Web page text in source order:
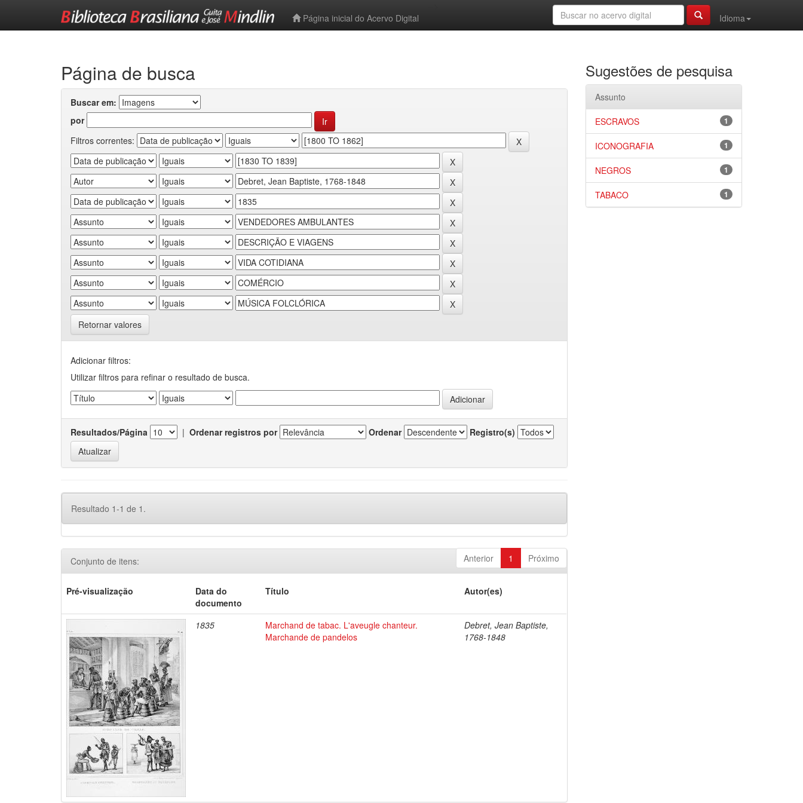
Página inicial do Acervo Digital
Idioma
Página de busca
Buscar em:
por
Filtros correntes:
Retornar valores
Adicionar filtros:
Utilizar filtros para refinar o resultado de busca.
Resultados/Página | Ordenar registros por Ordenar Registro(s)
Resultado 1-1 de 1.
Anterior 1 Próximo
Conjunto de itens:
Pré-visualização
Data do
documento
Título Autor(es)
1835
Marchand de tabac. L'aveugle chanteur.
Marchande de pandelos
Debret, Jean Baptiste,
1768-1848
Sugestões de pesquisa
Assunto
1
ESCRAVOS
1
ICONOGRAFIA
1
NEGROS
1
TABACO